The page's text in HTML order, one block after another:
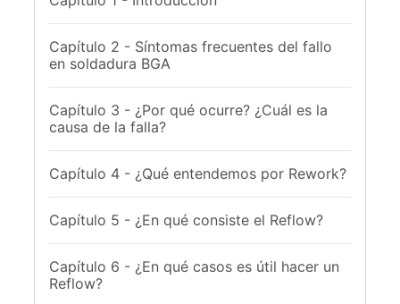
Capítulo 2 - Síntomas frecuentes del fallo
en soldadura BGA
Capítulo 3 - ¿Por qué ocurre? ¿Cuál es la
causa de la falla?
Capítulo 4 - ¿Qué entendemos por Rework?
Capítulo 5 - ¿En qué consiste el Reflow?
Capítulo 6 - ¿En qué casos es útil hacer un
Reflow?